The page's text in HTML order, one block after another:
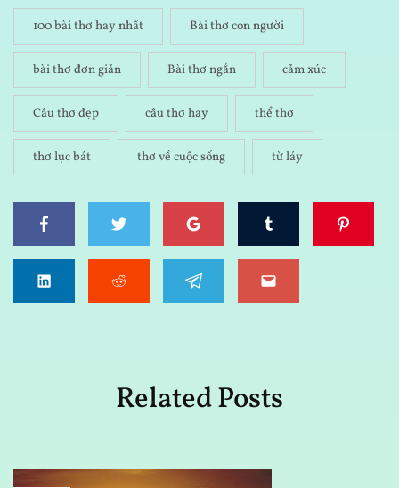
100 bài thơ hay nhất Bài thơ con người
bài thơ đơn giản Bài thơ ngắn cảm xúc
Câu thơ đẹp câu thơ hay thể thơ
thơ lục bát thơ về cuộc sống từ láy
Related Posts